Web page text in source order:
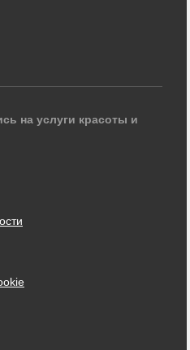
на услуги красоты и